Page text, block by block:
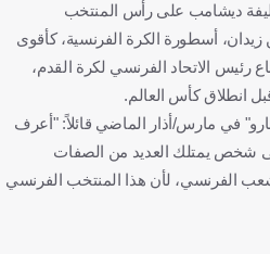
ديشامب على رأس المنتخب
أسطورة الكرة الفرنسية، كأقوى
رئيس الاتحاد الفرنسي لكرة القدم،
انطلاق كأس العالم.
في مارس/أذار الماضي قائلاً: "أعرف
شخص يمتلك العديد من الصفات
الفرنسي، لأن هذا المنتخب الفرنسي